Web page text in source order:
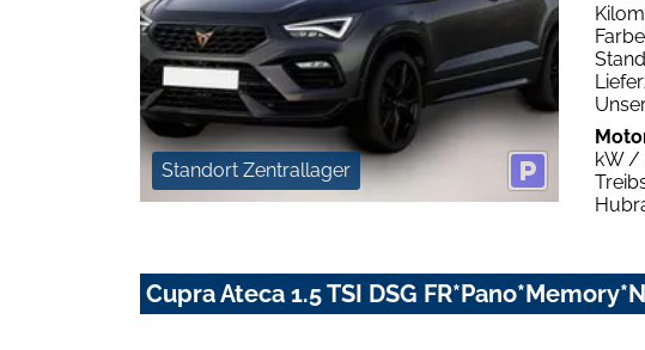
Standort Zentrallager
Farbe
kW /
Cupra Ateca 1.5 TSI DSG